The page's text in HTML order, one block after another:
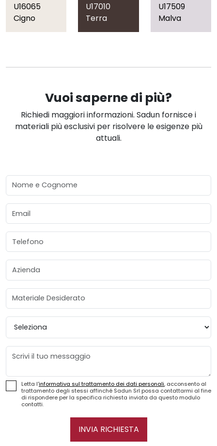
U16065
Cigno
U17010
Terra
U17509
Malva
Vuoi saperne di più?
Richiedi maggiori informazioni. Sadun fornisce i
materiali più esclusivi per risolvere le esigenze più
attuali.
Nome e Cognome
Email
Telefono
Azienda
Materiale Desiderato
Provincia
Messaggio
Letta l'informativa sul trattamento dei dati personali, acconsento al
trattamento degli stessi affinché Sadun Srl possa contattarmi al fine
di rispondere per la specifica richiesta inviata da questo modulo
contatti.
INVIA RICHIESTA